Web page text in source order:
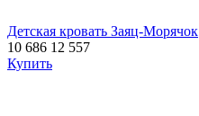
Детская кровать Заяц-Морячок
10 686 12 557
Купить